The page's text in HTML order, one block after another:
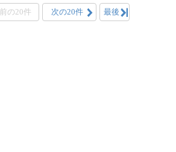
前の20件 次の20件 最後